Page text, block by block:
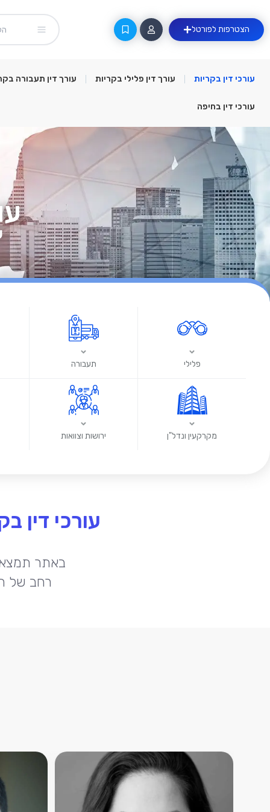
הצטרפות לפורטל
עורכי דין בקריות עורך דין פלילי בקריות עורך דין תעבורה
עורכי דין בחיפה
פלילי תעבורה
מקרקעין ונדל"ן ירושות וצוואות
עורכי דין
באתר תמצאו
רחב של